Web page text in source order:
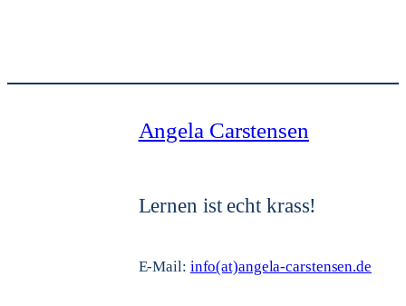
Angela Carstensen
Lernen ist echt krass!
E-Mail: info(at)angela-carstensen.de